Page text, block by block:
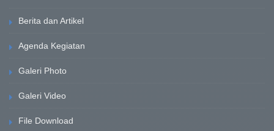
Berita dan Artikel
Agenda Kegiatan
Galeri Photo
Galeri Video
File Download